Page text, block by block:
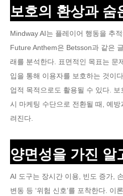
보호의 환상과 숨
Mindway AI는 플레이어 행동을 추
Future Anthem은 Betsson과 같은
래를 분석한다. 표면적인 목표는 문
입을 통해 이용자를 보호하는 것이
업적 목적으로도 활용될 수 있다.
시 마케팅 수단으로 전환될 때, 예
려진다.
양면성을 가진 알
AI 도구는 장시간 이용, 빈도 증가,
변동 등 ‘위험 신호’를 포착한다. 이